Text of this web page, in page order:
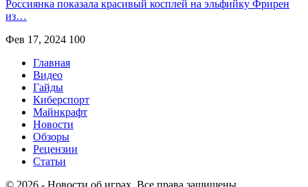
Россиянка показала красивый косплей на эльфийку Фрирен
из…
Фев 17, 2024 100
Главная
Видео
Гайды
Киберспорт
Майнкрафт
Новости
Обзоры
Рецензии
Статьи